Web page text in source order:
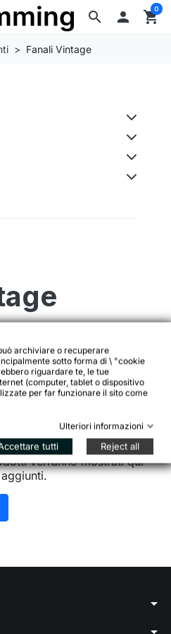
search  shopping_cart
0
Fanali Vintage
prodotti disponibili
verranno mostrati qui
arrow_drop_down
archiviare o recuperare
sotto forma di \ "cookie
riguardare te, le tue
(computer, tablet o dispositivo
per far funzionare il sito come
Ulteriori informazioni
tutti Reject all